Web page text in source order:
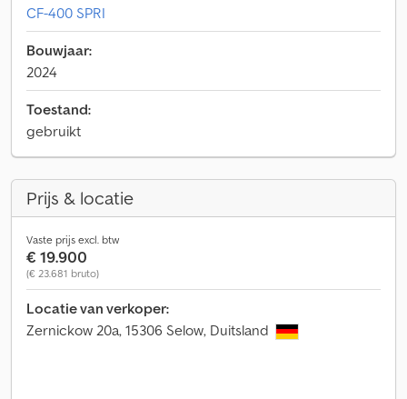
CF-400 SPRI
Bouwjaar:
2024
Toestand:
gebruikt
Prijs & locatie
Vaste prijs excl. btw
€ 19.900
(€ 23.681 bruto)
Locatie van verkoper:
Zernickow 20a, 15306 Selow, Duitsland